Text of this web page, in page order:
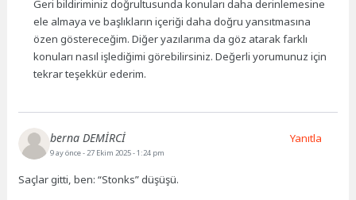
Geri bildiriminiz doğrultusunda konuları daha derinlemesine
ele almaya ve başlıkların içeriği daha doğru yansıtmasına
özen göstereceğim. Diğer yazılarıma da göz atarak farklı
konuları nasıl işlediğimi görebilirsiniz. Değerli yorumunuz için
tekrar teşekkür ederim.
berna DEMİRCİ
9 ay önce- 27 Ekim 2025 - 1:24 pm
Saçlar gitti, ben: “Stonks” düşüşü.
Yanıtla